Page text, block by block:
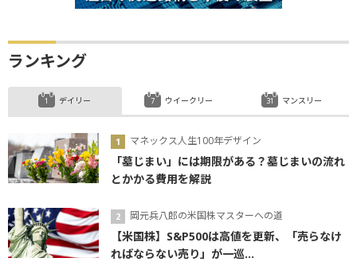
ランキング
デイリー
マネックス人生100年デザイン
「墓じまい」には期限がある？墓じまいの流れ
とかかる費用を解説
岡元兵八郎の米国株マスターへの道
【米国株】S&P500は高値を更新、「売らなけ
ればならない売り」が一巡...
ウイークリー マンスリー